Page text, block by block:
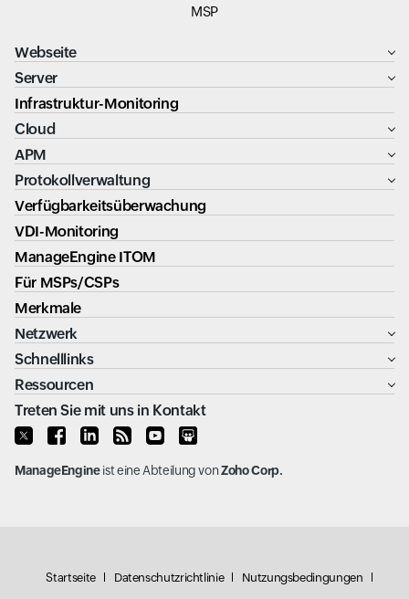
MSP
Webseite
Server
Infrastruktur-Monitoring
Cloud
APM
Protokollverwaltung
Verfügbarkeitsüberwachung
VDI-Monitoring
ManageEngine ITOM
Für MSPs/CSPs
Merkmale
Netzwerk
Schnelllinks
Ressourcen
Treten Sie mit uns in Kontakt
ManageEngineist eine Abteilung vonZoho Corp.
Startseite Datenschutzrichtlinie Nutzungsbedingungen